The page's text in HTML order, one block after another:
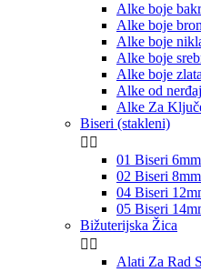
Alke boje
Alke boje
Alke boje
Alke boje
Alke boje zlata
Alke od
Alke Za
Biseri (stakleni)
 
01 Biseri 6mm
02 Biseri 8mm
04 Biseri
05 Biseri
Bižuterijska Žica
 
Alati Za Rad